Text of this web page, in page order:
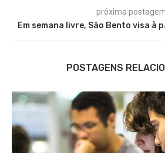
próxima
Em semana livre, São Bento visa à
POSTAGENS